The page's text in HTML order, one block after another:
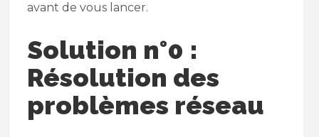
avant de vous lancer.
Solution n°0 :
Résolution des
problèmes réseau